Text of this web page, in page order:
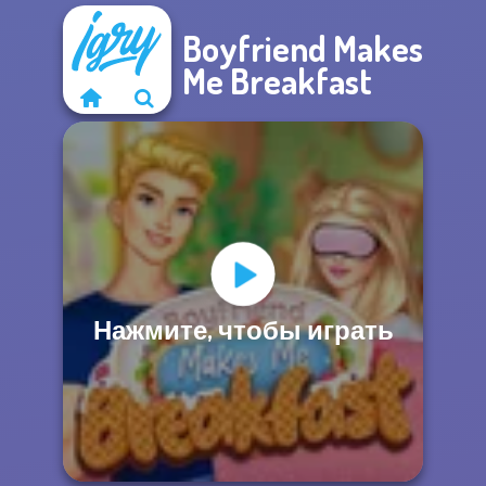
Boyfriend Makes
Me Breakfast
Нажмите, чтобы играть